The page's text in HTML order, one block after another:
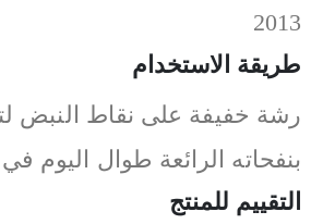
2013
طريقة الاستخدام
رشة خفيفة على نقاط النبض
بنفحاته الرائعة طوال اليوم في
التقييم للمنتج